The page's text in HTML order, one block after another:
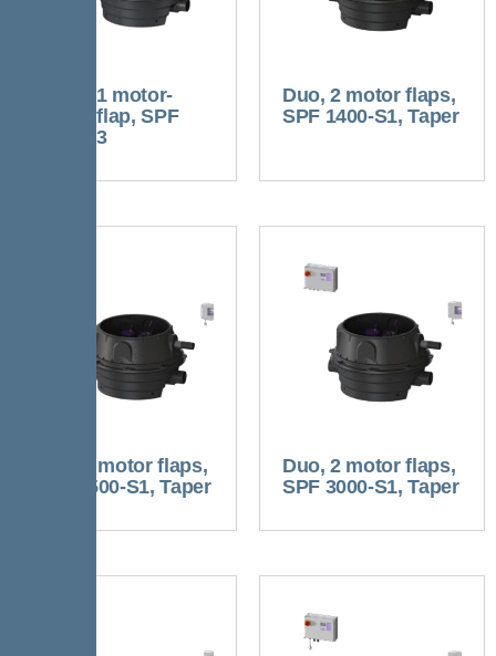
Mono, 1 motor-
driven flap, SPF
4500-S3
Duo, 2 motor flaps,
SPF 1400-S1, Taper
Duo, 2 motor flaps,
SPF 1500-S1, Taper
Duo, 2 motor flaps,
SPF 3000-S1, Taper